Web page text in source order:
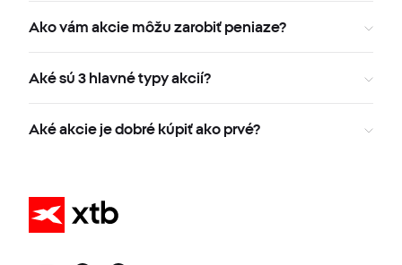
Ako vám akcie môžu zarobiť peniaze?
Aké sú 3 hlavné typy akcií?
Aké akcie je dobré kúpiť ako prvé?